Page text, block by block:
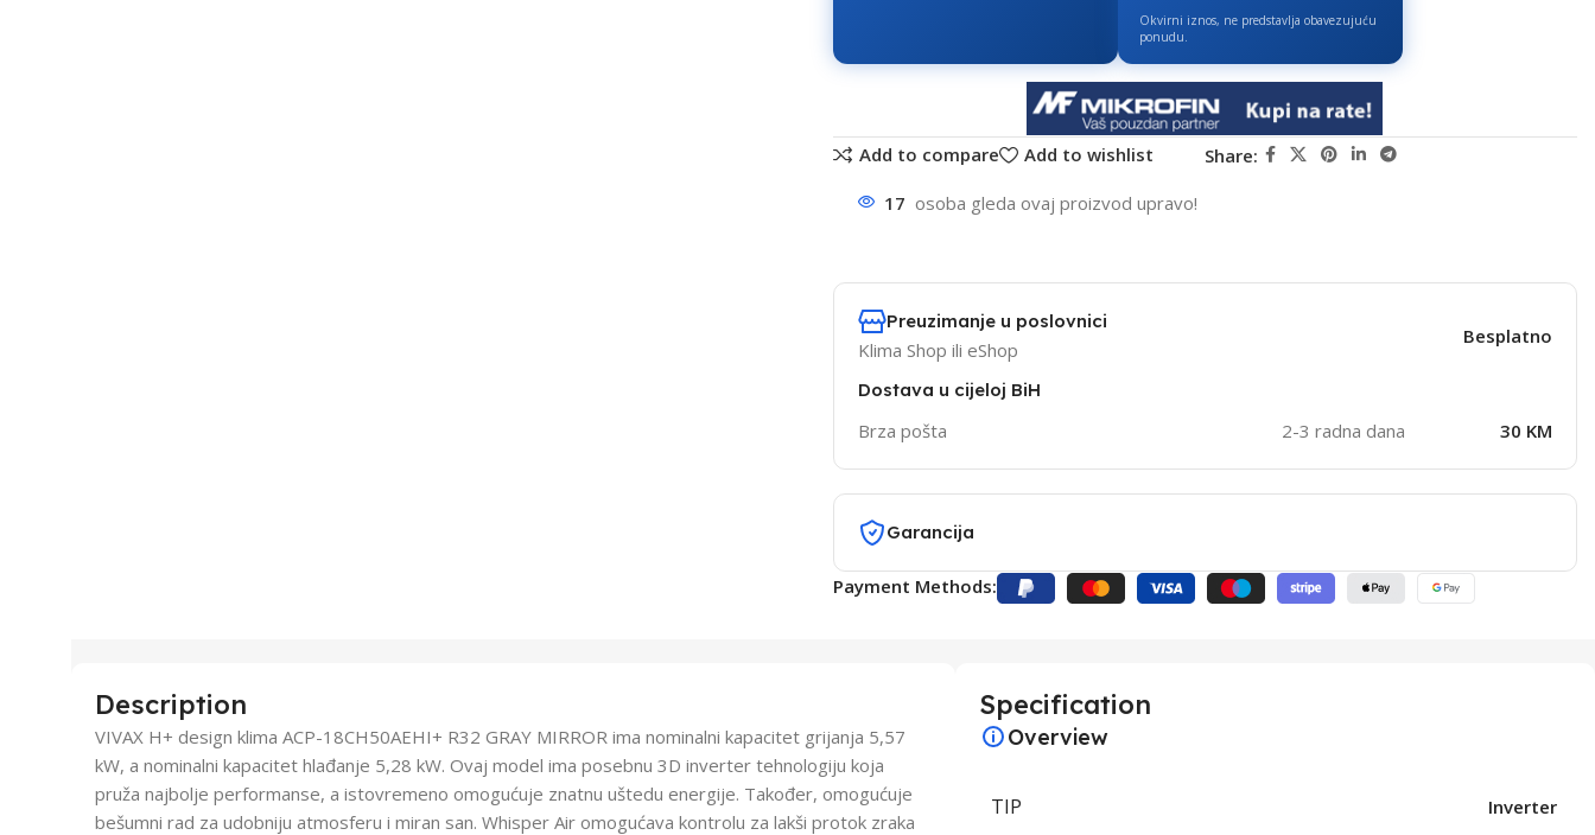
Okvirni iznos, ne predstavlja obavezujuću
ponudu.
Add to compare Add to wishlist Share:
17 osoba gleda ovaj proizvod upravo!
Preuzimanje u poslovnici
Klima Shop ili eShop
Besplatno
Dostava u cijeloj BiH
Brza pošta 2-3 radna dana 30 KM
Garancija
Payment Methods:
Description
VIVAX H+ design klima ACP-18CH50AEHI+ R32 GRAY MIRROR ima nominalni kapacitet grijanja 5,57
kW, a nominalni kapacitet hlađanje 5,28 kW. Ovaj model ima posebnu 3D inverter tehnologiju koja
pruža najbolje performanse, a istovremeno omogućuje znatnu uštedu energije. Također, omogućuje
bešumni rad za udobniju atmosferu i miran san. Whisper Air omogućava kontrolu za lakši protok zraka
Specification
Overview
TIP Inverter